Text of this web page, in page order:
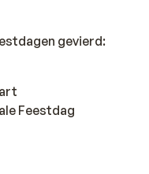
gevierd:
Feestdag